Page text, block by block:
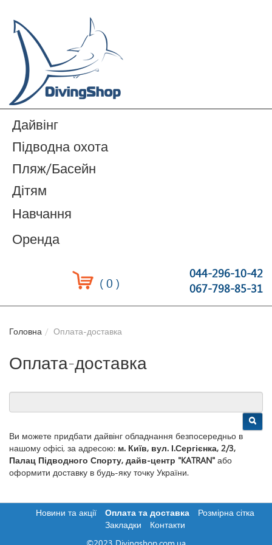
Дайвінг
Підводна охота
Пляж/Басейн
Дітям
Навчання
Оренда
(0 )
044-296-10-42
067-798-85-31
Головна Оплата-доставка
Оплата-доставка
Ви можете придбати дайвінг обладнання безпосередньо в
нашому офісі, за адресою: м. Київ, вул. І.Сергієнка, 2/3,
Палац Підводного Спорту, дайв-центр "KATRAN" або
оформити доставку в будь-яку точку України.
Новини та акції Оплата та доставка
Розмірна сітка
Закладки
Контакти